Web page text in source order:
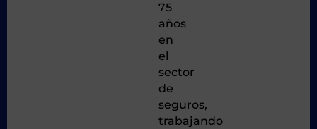
75
años
en
el
sector
de
seguros,
trabajando